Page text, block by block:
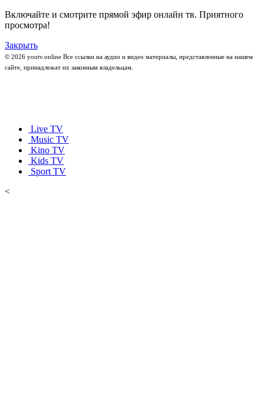
Включайте и смотрите прямой эфир онлайн тв. Приятного
просмотра!
Закрыть
© 2026 yootv.online Все ссылки на аудио и видео материалы, представленные на нашем
сайте, принадлежат их законным владельцам.
Live TV
Music TV
Kino TV
Kids TV
Sport TV
<